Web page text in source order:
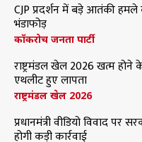
CJP प्रदर्शन में बड़े आतंकी
भंडाफोड़
कॉकरोच जनता पार्टी
राष्ट्रमंडल खेल 2026 खत्म
एथलीट हुए लापता
राष्ट्रमंडल खेल 2026
प्रधानमंत्री वीडियो विवाद पर
होगी कड़ी कार्रवाई